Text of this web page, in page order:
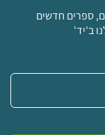
ספרים חדשים
ב'יד'